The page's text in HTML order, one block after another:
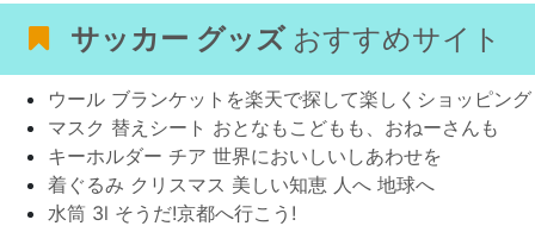
サッカー グッズおすすめサイト
ウール ブランケットを楽天で探して楽しくショッピング
マスク 替えシート おとなもこどもも、おねーさんも
キーホルダー チア 世界においしいしあわせを
着ぐるみ クリスマス 美しい知恵 人へ 地球へ
水筒 3l そうだ!京都へ行こう!